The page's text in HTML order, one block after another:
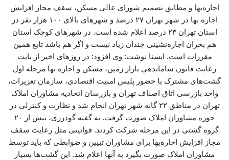
اجاره‌بها و مطابق تصمیم شورای عالی مسکن، سقف مجاز افزایش
اجاره بها در شهر تهران ۲۷ درصد و شهرهای بالای ۱۰۰ هزار نفر در
استان تهران ۲۳ درصد اعلام شده است. در شهرهای کوچک استان
هم بحران اجاره‌نشینی چندان زیاد نیست و اگر هم باشد تابع همین
مقررات است. ایسنا نوشت: وی افزود: در روزهای اخیر از بابت
رعایت قانون ساماندهی بازار زمین، مسکن و اجاره بها مرحله اول
گشت‌های مشترک با حضور پلیس امنیت اقتصادی، سازمان تعزیرات،
واحد بازرسی اتاق اصناف تهران و بازرسان اتحادیه مشاوران املاک
تهران در مناطق ۲۲ گانه شهر تهران انجام شد و نظارت و کنترلی در
حوزه مشاوران املاک صورت گرفت. به گفته گودرزی، بیش از ۲۰
گروه گشتی در این مرحله شرکت کردند. قوانینی مثل رعایت سقف
مجاز افزایش اجاره‌بها برای مشاوران تبیین و ضوابطی که باید توسط
مشاوران املاک صورت بگیرد به آنها اعلام شد. این گشت‌ها بسیار